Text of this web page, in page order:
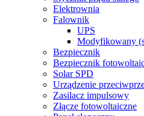
Elektrownia
Falownik
UPS
Modyfikowany
Bezpiecznik
Bezpiecznik
Solar SPD
Urządzenie
Zasilacz impulsowy
Złącze fotowoltaiczne